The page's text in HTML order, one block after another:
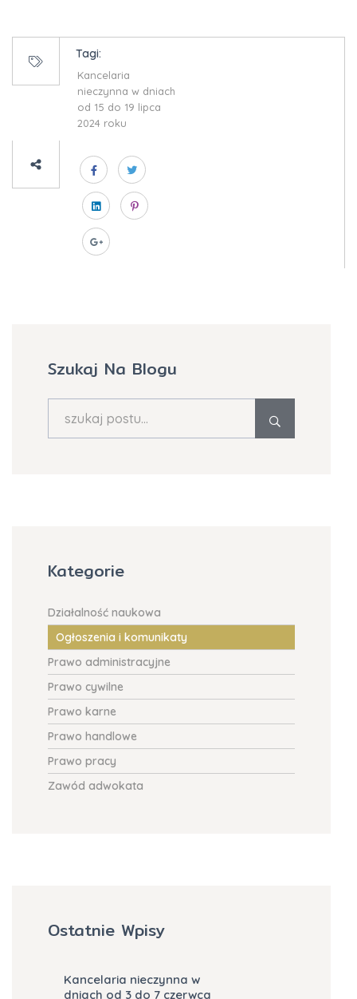
Tagi:
Kancelaria
nieczynna w dniach
od 15 do 19 lipca
2024 roku
Szukaj Na Blogu
Kategorie
Działalność naukowa
Ogłoszenia i komunikaty
Prawo administracyjne
Prawo cywilne
Prawo karne
Prawo handlowe
Prawo pracy
Zawód adwokata
Ostatnie Wpisy
Kancelaria nieczynna w
dniach od 3 do 7 czerwca